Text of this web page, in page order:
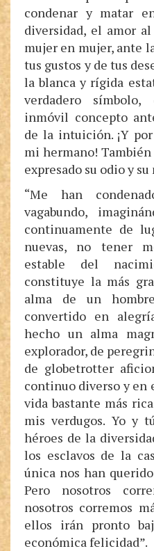
condenar y matar
diversidad, el amor
mujer en mujer, ante
tus gustos y de tus
la blanca y rígida
verdadero
inmóvil concepto
de la intuición. ¡Y
mi hermano!
expresado su odio y
“Me han
vagabundo,
continuamente de
nuevas, no tener
estable del
constituye la más
alma de un
convertido en
hecho un alma
explorador, de
de globetrotter
continuo diverso y en
vida bastante más
mis verdugos. Yo y
héroes de la
los esclavos de la
única nos han
Pero nosotros
nosotros corremos
ellos irán pronto
económica felicidad”.